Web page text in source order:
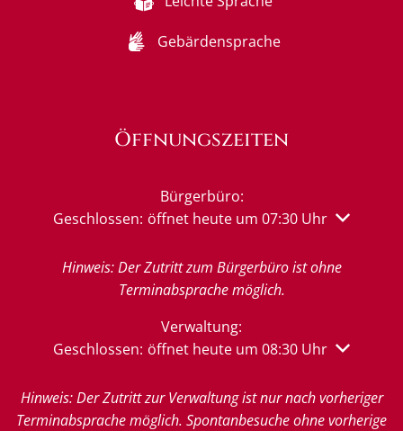
Gebärdensprache
Öffnungszeiten
Bürgerbüro:
Klicken, um weitere Öffnungs- oder Schließzeiten
Geschlossen: öffnet heute um 07:30 Uhr
Hinweis: Der Zutritt zum Bürgerbüro ist ohne
Terminabsprache möglich.
Verwaltung:
Klicken, um weitere Öffnungs- oder Schließzeiten
Geschlossen: öffnet heute um 08:30 Uhr
Hinweis: Der Zutritt zur Verwaltung ist nur nach vorheriger
Terminabsprache möglich. Spontanbesuche ohne vorherige